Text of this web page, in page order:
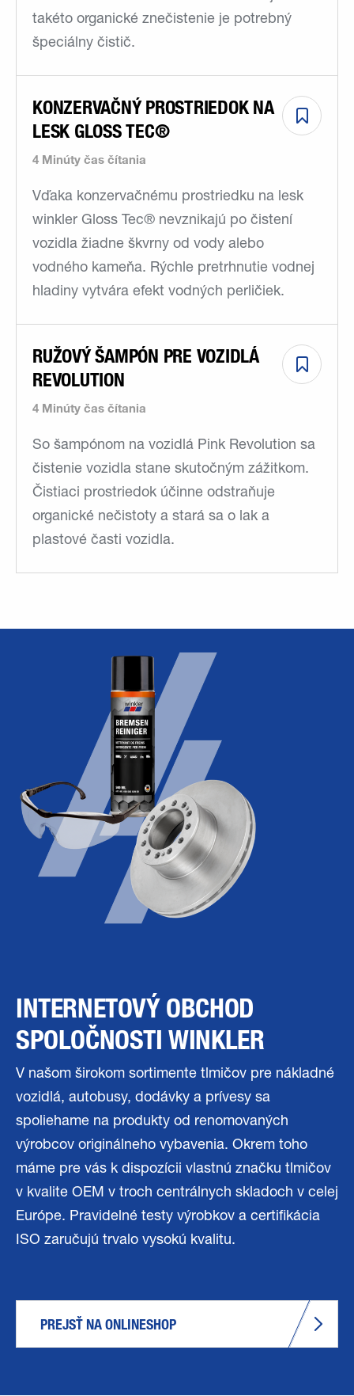
takéto organické znečistenie je potrebný
špeciálny čistič.
4 Minúty čas čítania
KONZERVAČNÝ PROSTRIEDOK NA
LESK GLOSS TEC®
Vďaka konzervačnému prostriedku na lesk
winkler Gloss Tec® nevznikajú po čistení
vozidla žiadne škvrny od vody alebo
vodného kameňa. Rýchle pretrhnutie vodnej
hladiny vytvára efekt vodných perličiek.
4 Minúty čas čítania
RUŽOVÝ ŠAMPÓN PRE VOZIDLÁ
REVOLUTION
So šampónom na vozidlá Pink Revolution sa
čistenie vozidla stane skutočným zážitkom.
Čistiaci prostriedok účinne odstraňuje
organické nečistoty a stará sa o lak a
plastové časti vozidla.
INTERNETOVÝ OBCHOD
SPOLOČNOSTI WINKLER
V našom širokom sortimente tlmičov pre nákladné
vozidlá, autobusy, dodávky a prívesy sa
spoliehame na produkty od renomovaných
výrobcov originálneho vybavenia. Okrem toho
máme pre vás k dispozícii vlastnú značku tlmičov
v kvalite OEM v troch centrálnych skladoch v celej
Európe. Pravidelné testy výrobkov a certifikácia
ISO zaručujú trvalo vysokú kvalitu.
PREJSŤ NA ONLINESHOP